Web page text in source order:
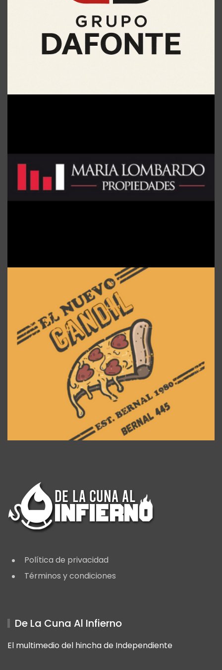
Política de privacidad
Términos y condiciones
De La Cuna Al Infierno
El multimedio del hincha de Independiente